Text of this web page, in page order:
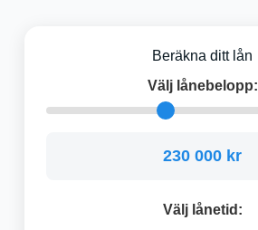
Beräkna ditt lån
Välj lånebelopp:
230 000 kr
Välj lånetid: